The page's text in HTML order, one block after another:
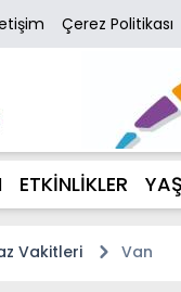
Çerez Politikası
ETKİNLİKLER
Vakitleri Van